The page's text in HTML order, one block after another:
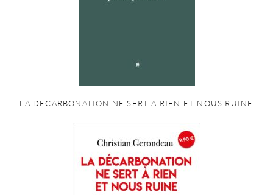
LA DÉCARBONATION NE SERT À RIEN ET NOUS RUINE